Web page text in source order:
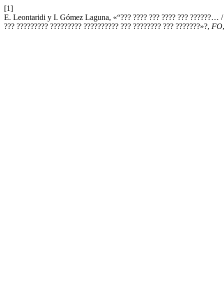
[1]
E. Leontaridi y I. Gómez Laguna, «“??? ???? ??? ???? ???
??? ????????? ????????? ?????????? ??? ???????? ??? ???????»?, FO